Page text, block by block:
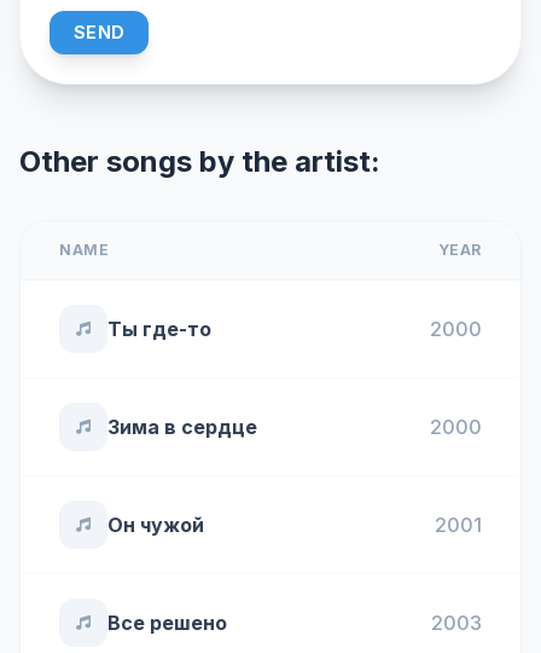
SEND
Other songs by the artist:
NAME YEAR
Ты где-то 2000
Зима в сердце 2000
Он чужой 2001
Все решено 2003